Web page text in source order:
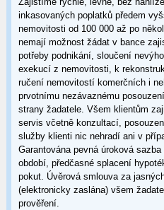
inkasovaných poplatků předem
nemovitosti od 100 000 až po
nemají možnost žádat v bance
potřeby podnikání, sloučení
exekucí z nemovitosti, k
ručení nemovitostí komerčních i
prvotnímu nezávaznému
strany žadatele. Všem klientům
servis včetně konzultací,
služby klienti nic nehradí ani v
Garantována pevná úroková
období, předčasné splacení
pokut. Úvěrová smlouva za
(elektronicky zaslána) všem
prověření.